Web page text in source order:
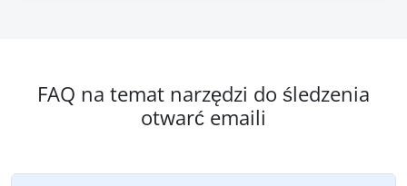
FAQ na temat narzędzi do śledzenia
otwarć emaili